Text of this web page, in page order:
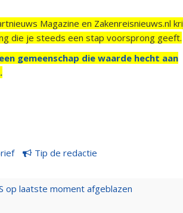
Magazine en Zakenreisnieuws.nl
die je steeds een stap voorsprong geeft.
gemeenschap die waarde hecht aan
Tip de redactie
op laatste moment afgeblazen